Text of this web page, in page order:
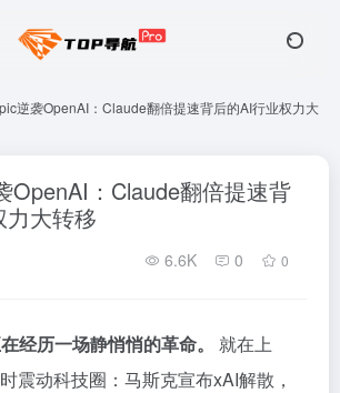
逆袭OpenAI：Claude翻倍提速背后的AI行业权力大
OpenAI：Claude翻倍提速背
力大转移
6.6K 0 0
经历一场静悄悄的革命。
就在上
震动科技圈：马斯克宣布xAI解散，